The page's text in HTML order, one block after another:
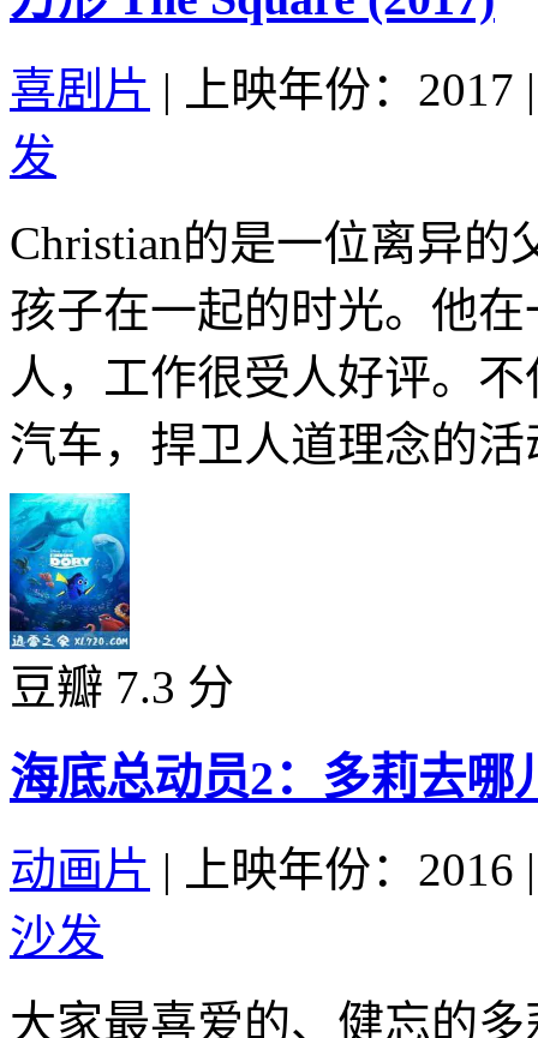
喜剧片 | 上映年份：2017 |
发
Christian的是一位离异
孩子在一起的时光。他
人，工作很受人好评。
汽车，捍卫人道理念的
豆瓣 7.3 分
海底总动员2：多莉去哪
动画片 | 上映年份：2016 |
沙发
大家最喜爱的、健忘的